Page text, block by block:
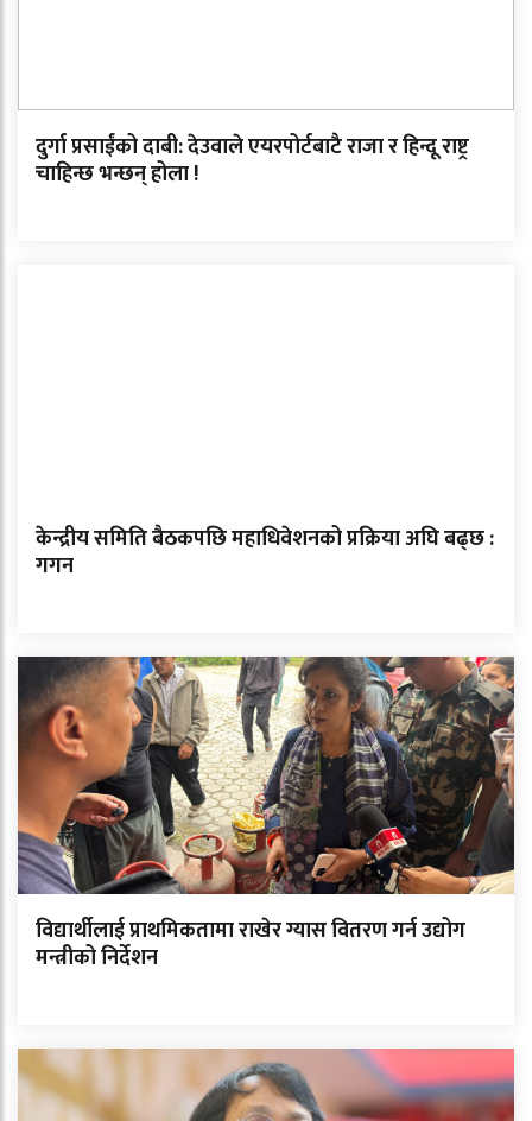
दुर्गा प्रसाईंको दाबी: देउवाले एयरपोर्टबाटै राजा र हिन्दू राष्ट्र
चाहिन्छ भन्छन् होला !
केन्द्रीय समिति बैठकपछि महाधिवेशनको प्रक्रिया अघि बढ्छ :
गगन
विद्यार्थीलाई प्राथमिकतामा राखेर ग्यास वितरण गर्न उद्योग
मन्त्रीको निर्देशन